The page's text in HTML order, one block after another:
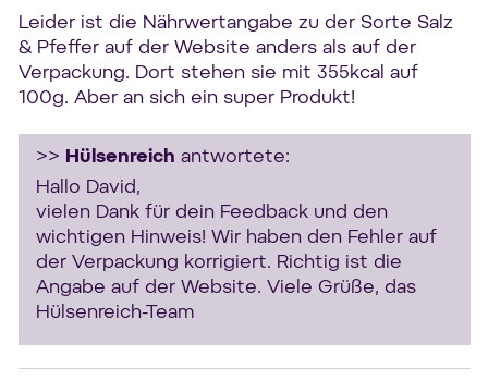
Leider ist die Nährwertangabe zu der Sorte Salz
& Pfeffer auf der Website anders als auf der
Verpackung. Dort stehen sie mit 355kcal auf
100g. Aber an sich ein super Produkt!
>> Hülsenreich antwortete:
Hallo David,
vielen Dank für dein Feedback und den
wichtigen Hinweis! Wir haben den Fehler auf
der Verpackung korrigiert. Richtig ist die
Angabe auf der Website. Viele Grüße, das
Hülsenreich-Team